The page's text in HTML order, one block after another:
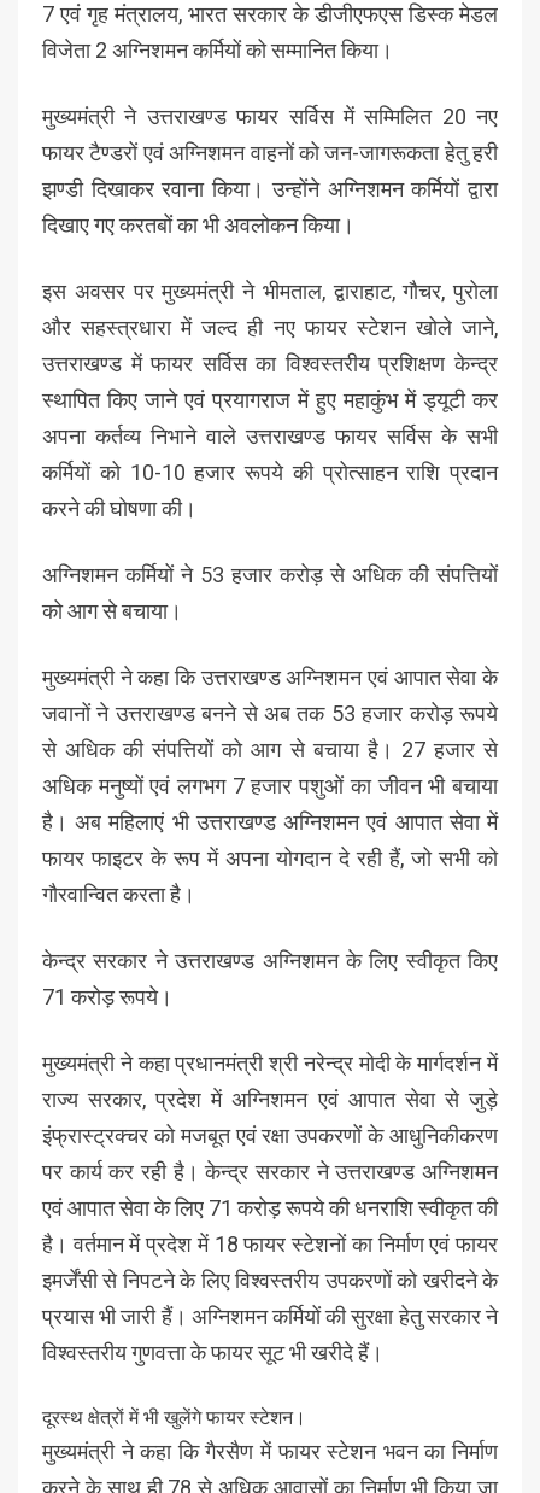
7 एवं गृह मंत्रालय, भारत सरकार के डीजीएफएस डिस्क मेडल
विजेता 2 अग्निशमन कर्मियों को सम्मानित किया।
मुख्यमंत्री ने उत्तराखण्ड फायर सर्विस में सम्मिलित 20 नए
फायर टैण्डरों एवं अग्निशमन वाहनों को जन-जागरूकता हेतु हरी
झण्डी दिखाकर रवाना किया। उन्होंने अग्निशमन कर्मियों द्वारा
दिखाए गए करतबों का भी अवलोकन किया।
इस अवसर पर मुख्यमंत्री ने भीमताल, द्वाराहाट, गौचर, पुरोला
और सहस्त्रधारा में जल्द ही नए फायर स्टेशन खोले जाने,
उत्तराखण्ड में फायर सर्विस का विश्वस्तरीय प्रशिक्षण केन्द्र
स्थापित किए जाने एवं प्रयागराज में हुए महाकुंभ में ड्यूटी कर
अपना कर्तव्य निभाने वाले उत्तराखण्ड फायर सर्विस के सभी
कर्मियों को 10-10 हजार रूपये की प्रोत्साहन राशि प्रदान
करने की घोषणा की।
अग्निशमन कर्मियों ने 53 हजार करोड़ से अधिक की संपत्तियों
को आग से बचाया।
मुख्यमंत्री ने कहा कि उत्तराखण्ड अग्निशमन एवं आपात सेवा के
जवानों ने उत्तराखण्ड बनने से अब तक 53 हजार करोड़ रूपये
से अधिक की संपत्तियों को आग से बचाया है। 27 हजार से
अधिक मनुष्यों एवं लगभग 7 हजार पशुओं का जीवन भी बचाया
है। अब महिलाएं भी उत्तराखण्ड अग्निशमन एवं आपात सेवा में
फायर फाइटर के रूप में अपना योगदान दे रही हैं, जो सभी को
गौरवान्वित करता है।
केन्द्र सरकार ने उत्तराखण्ड अग्निशमन के लिए स्वीकृत किए
71 करोड़ रूपये।
मुख्यमंत्री ने कहा प्रधानमंत्री श्री नरेन्द्र मोदी के मार्गदर्शन में
राज्य सरकार, प्रदेश में अग्निशमन एवं आपात सेवा से जुड़े
इंफ्रास्ट्रक्चर को मजबूत एवं रक्षा उपकरणों के आधुनिकीकरण
पर कार्य कर रही है। केन्द्र सरकार ने उत्तराखण्ड अग्निशमन
एवं आपात सेवा के लिए 71 करोड़ रूपये की धनराशि स्वीकृत की
है। वर्तमान में प्रदेश में 18 फायर स्टेशनों का निर्माण एवं फायर
इमर्जेंसी से निपटने के लिए विश्वस्तरीय उपकरणों को खरीदने के
प्रयास भी जारी हैं। अग्निशमन कर्मियों की सुरक्षा हेतु सरकार ने
विश्वस्तरीय गुणवत्ता के फायर सूट भी खरीदे हैं।
दूरस्थ क्षेत्रों में भी खुलेंगे फायर स्टेशन।
मुख्यमंत्री ने कहा कि गैरसैण में फायर स्टेशन भवन का निर्माण